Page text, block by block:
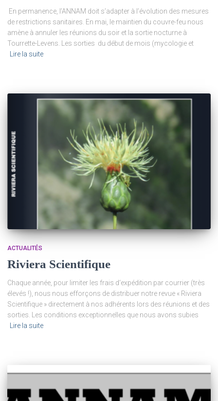
En permanence, l’ANNAM doit s’adapter à l’évolution des mesures
de restrictions sanitaires. En mai, le maintien du couvre-feu nous
amène à annuler les réunions du soir et la sortie nocturne à
Tourrette-Levens. Les sorties du début de mois (mycologie et
Lire la suite
ACTUALITÉS
Riviera Scientifique
Chaque année, pour limiter les frais d‘expédition par courrier (très
élevés !), nous nous efforçons de distribuer notre revue « Riviera
Scientifique » directement à nos adhérents lors des réunions et des
sorties. Les conditions exceptionnelles que nous avons subies
Lire la suite